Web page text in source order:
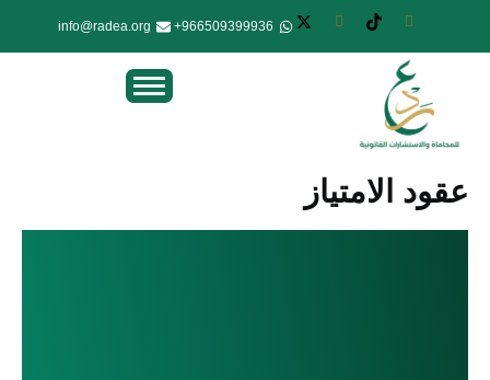
966509399936+
info@radea.org
عقود الامتياز